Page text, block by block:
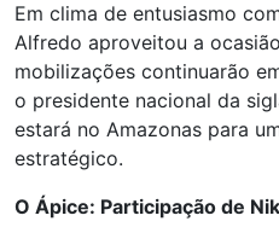
Em clima de entusiasmo
Alfredo aproveitou a
mobilizações continuarão
o presidente nacional da
estará no Amazonas para
estratégico.
O Ápice: Participação de